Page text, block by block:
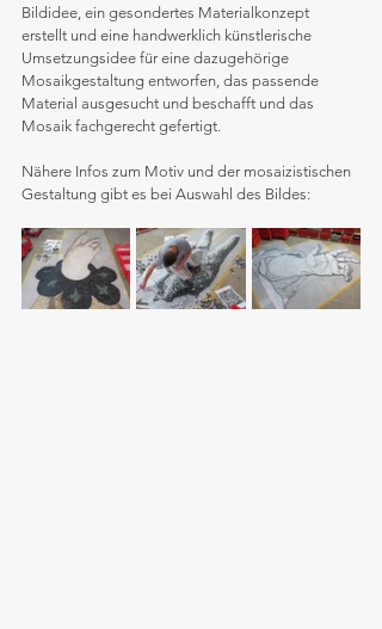
Bildidee, ein gesondertes Materialkonzept
erstellt und eine handwerklich künstlerische
Umsetzungsidee für eine dazugehörige
Mosaikgestaltung entworfen, das passende
Material ausgesucht und beschafft und das
Mosaik fachgerecht gefertigt.
Nähere Infos zum Motiv und der mosaizistischen
Gestaltung gibt es bei Auswahl des Bildes: